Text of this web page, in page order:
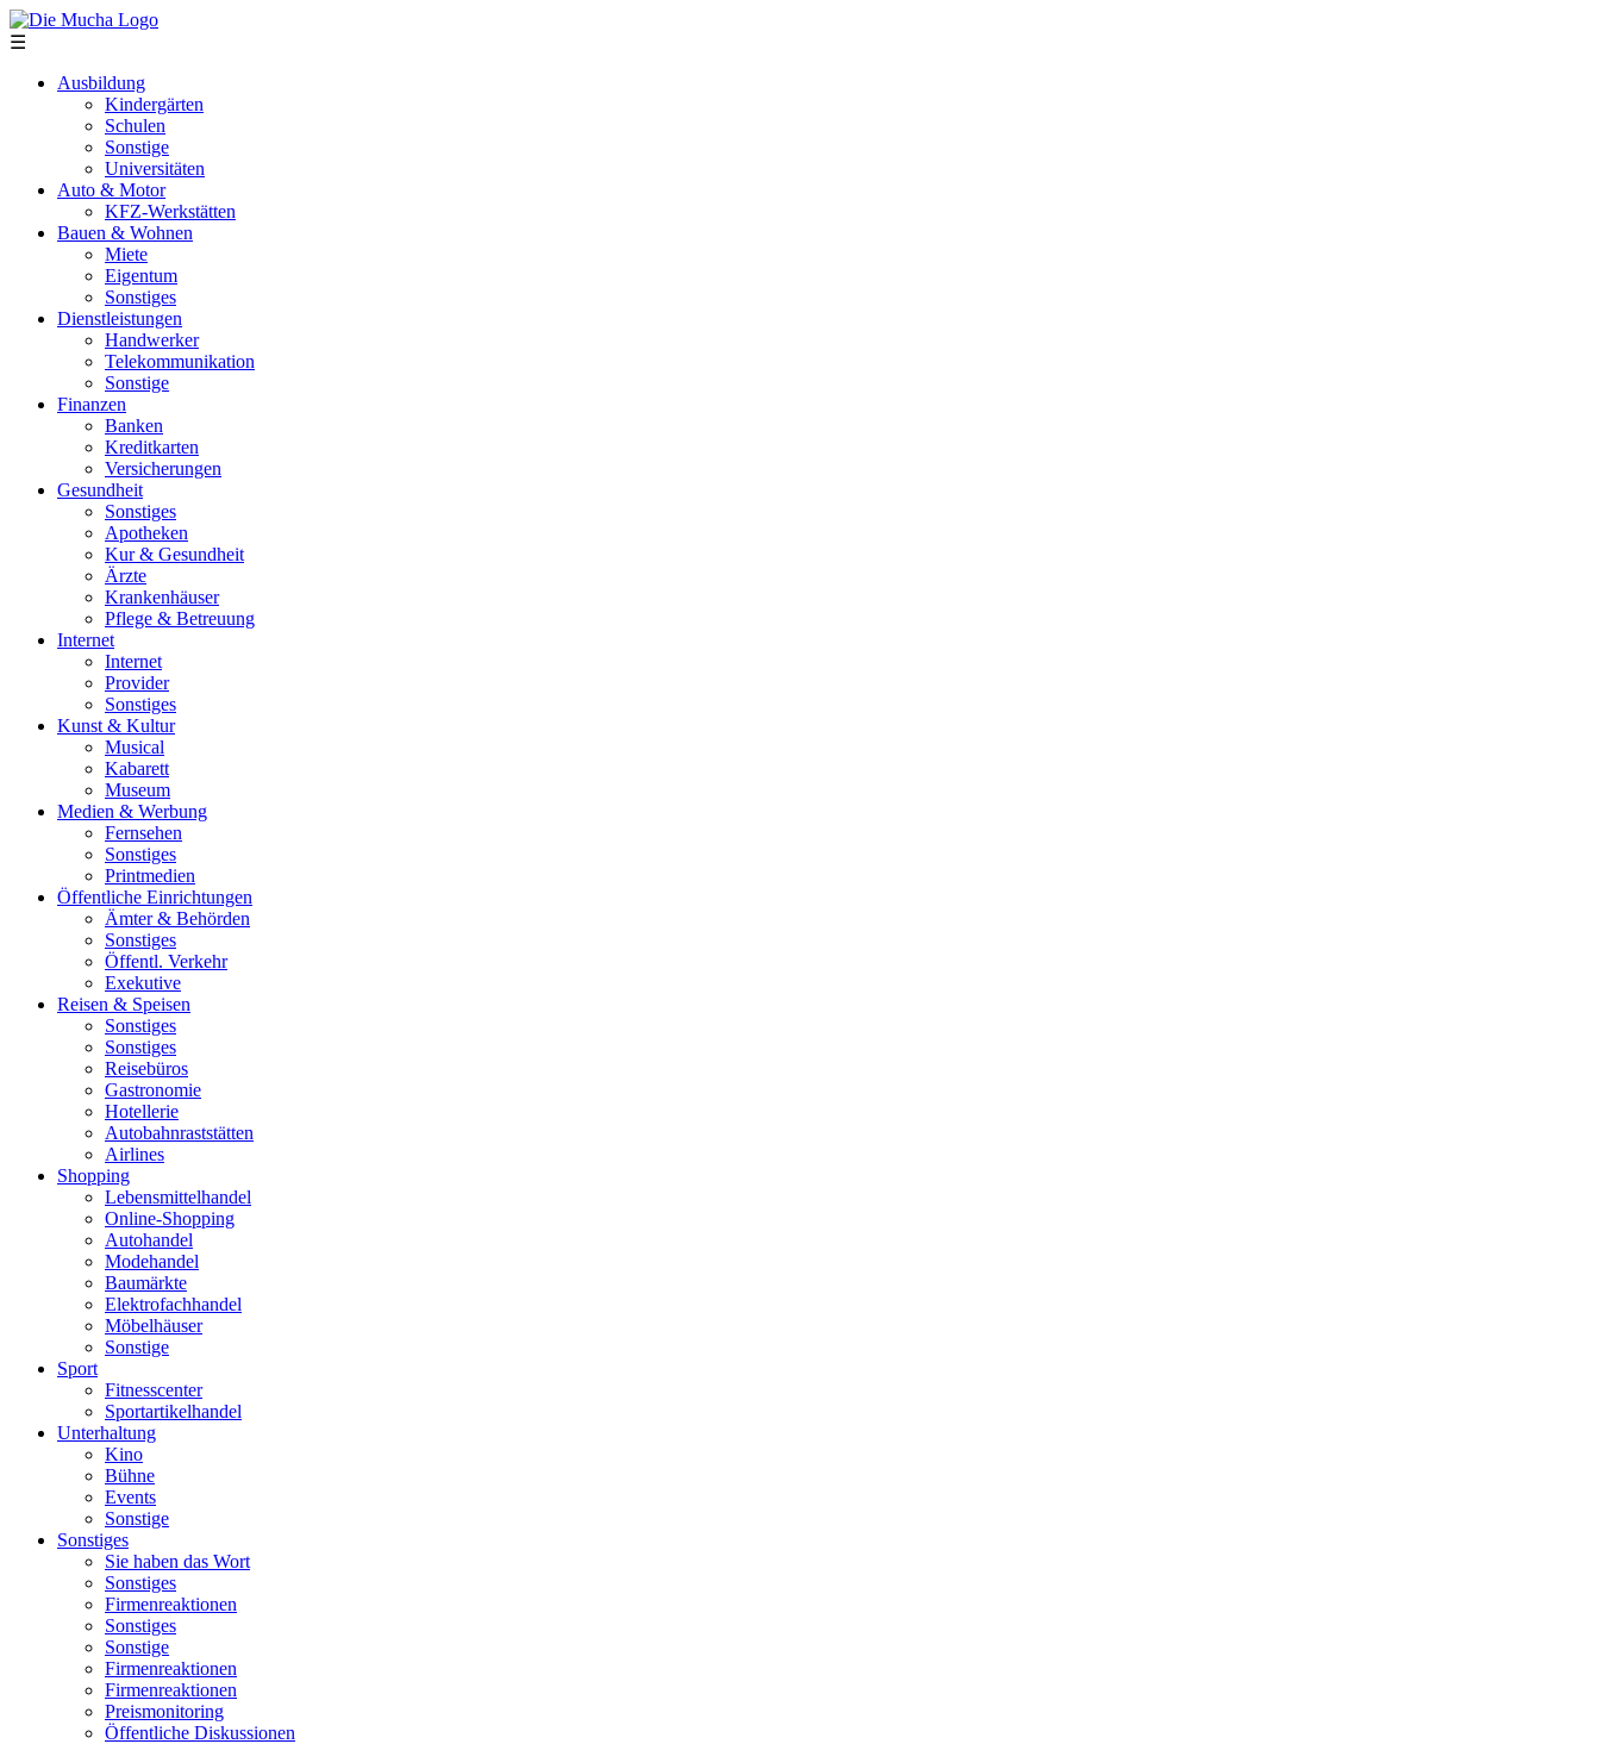
Direkt zum Inhalt
☰
Ausbildung
Kindergärten
Schulen
Sonstige
Universitäten
Auto & Motor
KFZ-Werkstätten
Bauen & Wohnen
Miete
Eigentum
Sonstiges
Dienstleistungen
Handwerker
Telekommunikation
Sonstige
Finanzen
Banken
Kreditkarten
Versicherungen
Gesundheit
Sonstiges
Apotheken
Kur & Gesundheit
Ärzte
Krankenhäuser
Pflege & Betreuung
Internet
Internet
Provider
Sonstiges
Kunst & Kultur
Musical
Kabarett
Museum
Medien & Werbung
Fernsehen
Sonstiges
Printmedien
Öffentliche Einrichtungen
Ämter & Behörden
Sonstiges
Öffentl. Verkehr
Exekutive
Reisen & Speisen
Sonstiges
Sonstiges
Reisebüros
Gastronomie
Hotellerie
Autobahnraststätten
Airlines
Shopping
Lebensmittelhandel
Online-Shopping
Autohandel
Modehandel
Baumärkte
Elektrofachhandel
Möbelhäuser
Sonstige
Sport
Fitnesscenter
Sportartikelhandel
Unterhaltung
Kino
Bühne
Events
Sonstige
Sonstiges
Sie haben das Wort
Sonstiges
Firmenreaktionen
Sonstiges
Sonstige
Firmenreaktionen
Firmenreaktionen
Preismonitoring
Öffentliche Diskussionen